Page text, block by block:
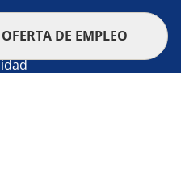
DE EMPLEO